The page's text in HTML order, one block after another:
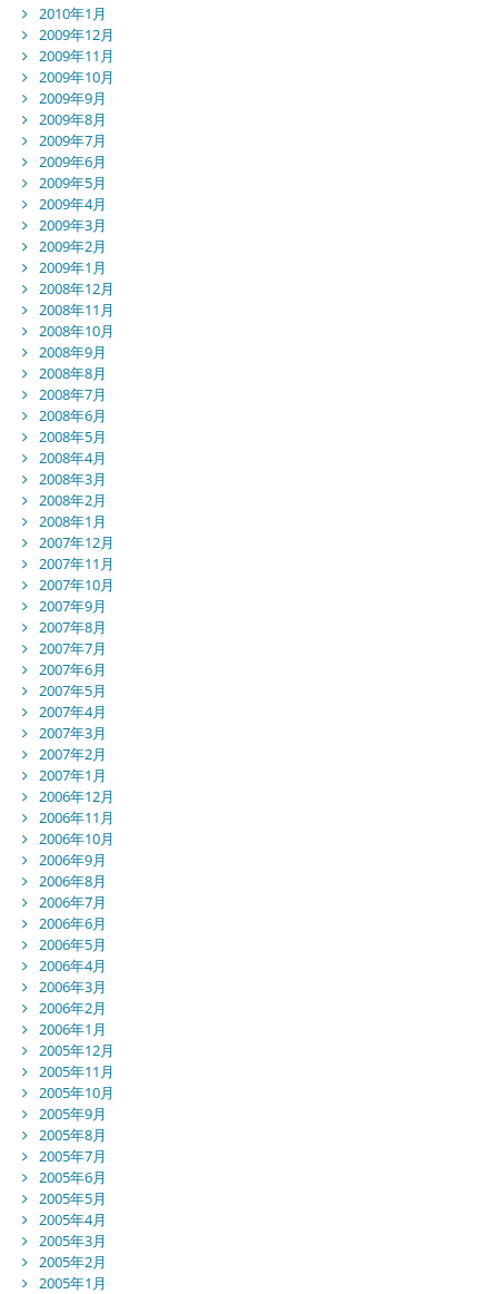
2010年1月
2009年12月
2009年11月
2009年10月
2009年9月
2009年8月
2009年7月
2009年6月
2009年5月
2009年4月
2009年3月
2009年2月
2009年1月
2008年12月
2008年11月
2008年10月
2008年9月
2008年8月
2008年7月
2008年6月
2008年5月
2008年4月
2008年3月
2008年2月
2008年1月
2007年12月
2007年11月
2007年10月
2007年9月
2007年8月
2007年7月
2007年6月
2007年5月
2007年4月
2007年3月
2007年2月
2007年1月
2006年12月
2006年11月
2006年10月
2006年9月
2006年8月
2006年7月
2006年6月
2006年5月
2006年4月
2006年3月
2006年2月
2006年1月
2005年12月
2005年11月
2005年10月
2005年9月
2005年8月
2005年7月
2005年6月
2005年5月
2005年4月
2005年3月
2005年2月
2005年1月